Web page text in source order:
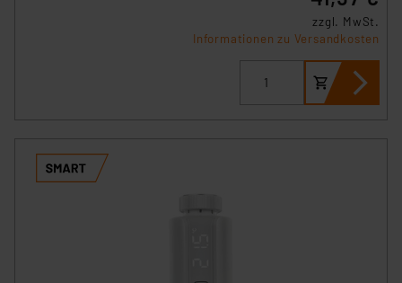
zzgl. MwSt.
Informationen zu Versandkosten